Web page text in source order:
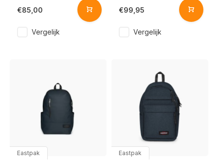
€85,00
Vergelijk
€99,95
Vergelijk
Eastpak Eastpak